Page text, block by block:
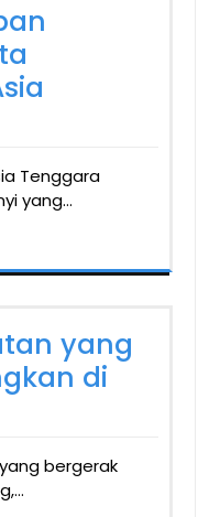
Tenggara
yang…
yang
di
bergerak